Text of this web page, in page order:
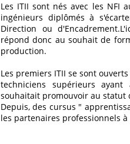
Les ITII sont nés avec les NFI
ingénieurs diplômés à
Direction ou
répond donc au souhait de
production.
Les premiers ITII se sont
techniciens supérieurs
souhaitait promouvoir au statut
Depuis, des cursus "
les partenaires professionnels